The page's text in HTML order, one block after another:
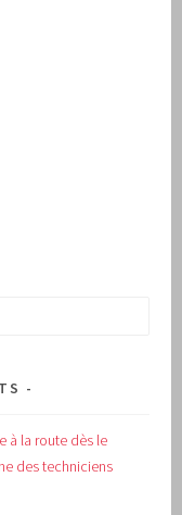
à la route dès le
des techniciens